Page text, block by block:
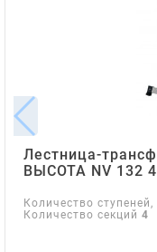
Лестница-
ВЫСОТА NV 132
Количество ступеней,
Количество секций 4